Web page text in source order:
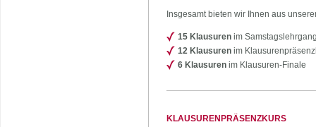
Insgesamt bieten wir Ihnen aus
15 Klausuren im
12 Klausuren im
6 Klausuren im Klausuren-Finale
KLAUSURENPRÄSENZKURS